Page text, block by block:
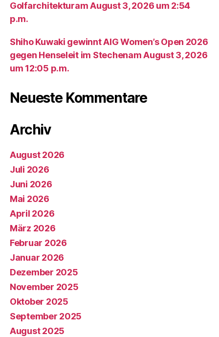
Golfarchitekturam August 3, 2026 um 2:54
p.m.
Shiho Kuwaki gewinnt AIG Women’s Open 2026
gegen Henseleit im Stechenam August 3, 2026
um 12:05 p.m.
Neueste Kommentare
Archiv
August 2026
Juli 2026
Juni 2026
Mai 2026
April 2026
März 2026
Februar 2026
Januar 2026
Dezember 2025
November 2025
Oktober 2025
September 2025
August 2025